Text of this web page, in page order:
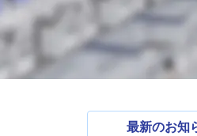
最新のお知